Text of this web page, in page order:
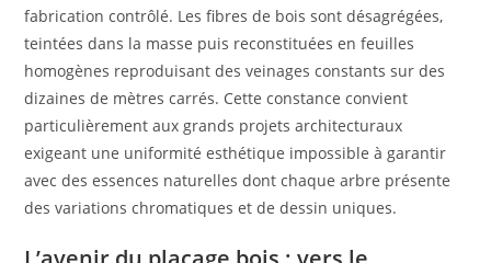
fabrication contrôlé. Les fibres de bois sont désagrégées,
teintées dans la masse puis reconstituées en feuilles
homogènes reproduisant des veinages constants sur des
dizaines de mètres carrés. Cette constance convient
particulièrement aux grands projets architecturaux
exigeant une uniformité esthétique impossible à garantir
avec des essences naturelles dont chaque arbre présente
des variations chromatiques et de dessin uniques.